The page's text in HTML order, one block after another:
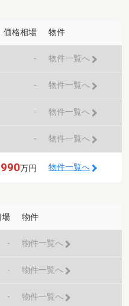
価格相場 物件
- 物件一覧へ
- 物件一覧へ
- 物件一覧へ
- 物件一覧へ
万円 物件一覧へ
場 物件
- 物件一覧へ
- 物件一覧へ
- 物件一覧へ